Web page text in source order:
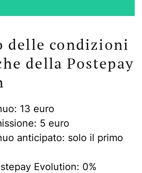
delle condizioni
della Postepay
13 euro
5 euro
anticipato: solo il primo
Evolution: 0%